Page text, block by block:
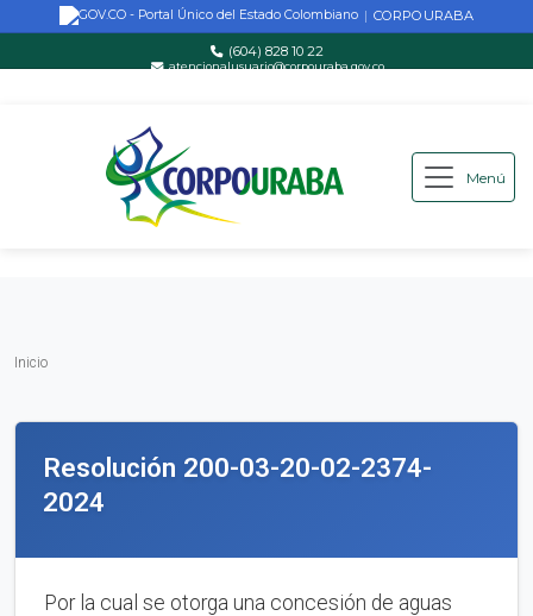
Saltar al contenido principal
| CORPOURABA
(604) 828 10 22
atencionalusuario@corpouraba.gov.co
Menú
Inicio
Resolución 200-03-20-02-2374-
2024
Por la cual se otorga una concesión de aguas